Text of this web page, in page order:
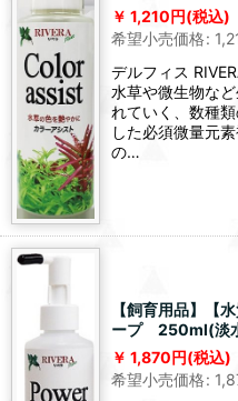
1,210円(税込)
希望小売価格:
デルフィス
水草や微生物な
れていく、数種
した必須微量元
の…
【飼育用品】【
ープ 250ml(淡
1,870円(税込)
希望小売価格: